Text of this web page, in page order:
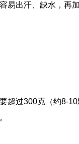
易出汗、缺水，再
超过300克（约8-